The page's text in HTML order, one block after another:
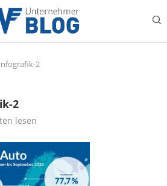
2
2
lesen